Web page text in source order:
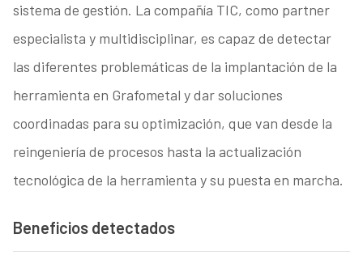
sistema de gestión. La compañía TIC, como partner
especialista y multidisciplinar, es capaz de detectar
las diferentes problemáticas de la implantación de la
herramienta en Grafometal y dar soluciones
coordinadas para su optimización, que van desde la
reingeniería de procesos hasta la actualización
tecnológica de la herramienta y su puesta en marcha.
Beneficios detectados